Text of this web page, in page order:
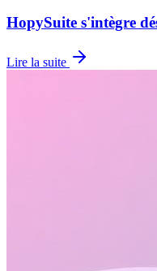
HopySuite s'intègre
Lire la suite